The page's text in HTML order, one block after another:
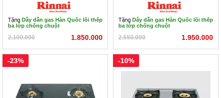
Tặng Dây dẫn gas Hàn Quốc lõi thếp
ba lớp chống chuột
2.100.000 1.850.000
Tặng Dây dẫn gas Hàn Quốc lõi thếp
ba lớp chống chuột
2.550.000 1.950.000
-23% -10%